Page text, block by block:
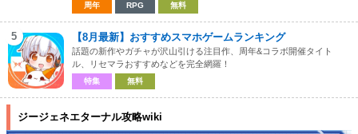
周年 RPG 無料
5 【8月最新】おすすめスマホゲームランキング
話題の新作やガチャが沢山引ける注目作、周年&コラボ開催タイト
ル、リセマラおすすめなどを完全網羅！
特集 無料
ジージェネエターナル攻略wiki